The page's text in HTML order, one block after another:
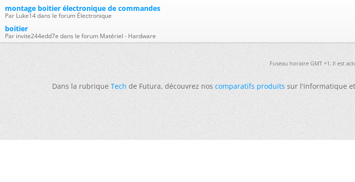
montage boitier électronique de commandes
Par Luke14 dans le forum Électronique
boitier
Par invite244edd7e dans le forum Matériel - Hardware
Fuseau horaire GMT +1. Il est
Dans la rubriqueTechde Futura, découvrez noscomparatifs produitssur l'informatique